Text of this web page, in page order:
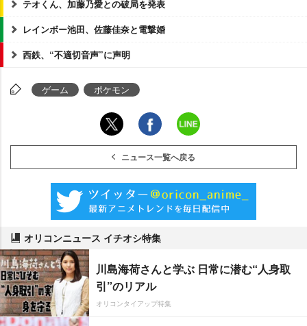
テオくん、加藤乃愛との破局を発表
レインボー池田、佐藤佳奈と電撃婚
西鉄、“不適切音声”に声明
ゲーム ポケモン
ニュース一覧へ戻る
オリコンニュース イチオシ特集
川島海荷さんと学ぶ 日常に潜む“人身取
引”のリアル
オリコンタイアップ特集